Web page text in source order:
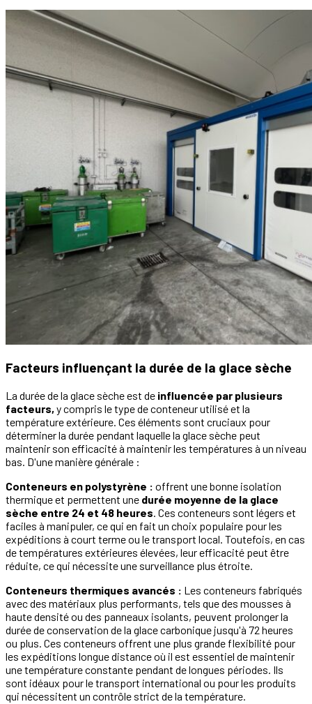
Facteurs influençant la durée de la glace sèche
La durée de la glace sèche est de influencée par plusieurs
facteurs, y compris le type de conteneur utilisé et la
température extérieure. Ces éléments sont cruciaux pour
déterminer la durée pendant laquelle la glace sèche peut
maintenir son efficacité à maintenir les températures à un niveau
bas. D'une manière générale :
Conteneurs en polystyrène : offrent une bonne isolation
thermique et permettent une durée moyenne de la glace
sèche entre 24 et 48 heures. Ces conteneurs sont légers et
faciles à manipuler, ce qui en fait un choix populaire pour les
expéditions à court terme ou le transport local. Toutefois, en cas
de températures extérieures élevées, leur efficacité peut être
réduite, ce qui nécessite une surveillance plus étroite.
Conteneurs thermiques avancés : Les conteneurs fabriqués
avec des matériaux plus performants, tels que des mousses à
haute densité ou des panneaux isolants, peuvent prolonger la
durée de conservation de la glace carbonique jusqu'à 72 heures
ou plus. Ces conteneurs offrent une plus grande flexibilité pour
les expéditions longue distance où il est essentiel de maintenir
une température constante pendant de longues périodes. Ils
sont idéaux pour le transport international ou pour les produits
qui nécessitent un contrôle strict de la température.